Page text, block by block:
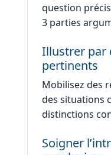
question
3 parties
Illustrer par
pertinents
Mobilisez des
des situations
distinctions
Soigner